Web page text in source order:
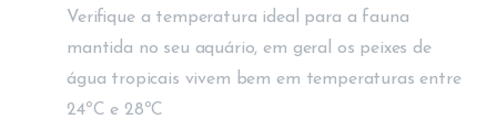
Verifique a temperatura ideal para a fauna
mantida no seu aquário, em geral os peixes de
água tropicais vivem bem em temperaturas entre
24ºC e 28ºC